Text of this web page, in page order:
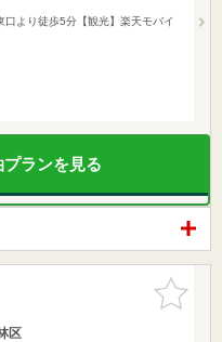
口より徒歩5分【観光】楽天モバイ
ランを見る
お気に入
りに追加
区